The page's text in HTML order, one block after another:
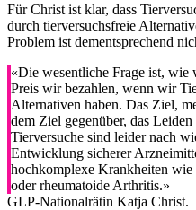
Für Christ ist klar, dass
durch tierversuchsfreie
Problem ist dementsprechend
«Die wesentliche Frage ist, wie
Preis wir bezahlen, wenn wir
Alternativen haben. Das Ziel,
dem Ziel gegenüber, das
Tierversuche sind leider nach
Entwicklung sicherer
hochkomplexe Krankheiten
oder rheumatoide Arthritis.»
GLP-Nationalrätin Katja Christ.